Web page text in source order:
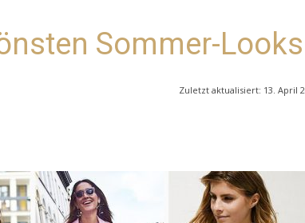
Sommer-
Zuletzt aktualisiert: 13. April